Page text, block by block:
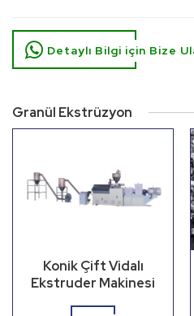
Detaylı Bilgi için Bize
Granül Ekstrüzyon
Konik Çift Vidalı
Ekstruder Makinesi